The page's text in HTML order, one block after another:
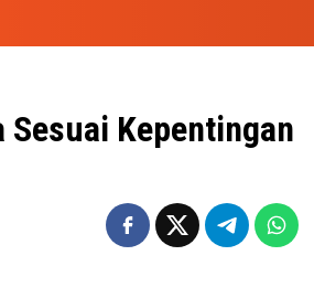
Kepentingan